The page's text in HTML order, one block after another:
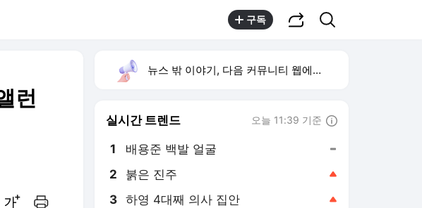
구독
런
뉴스 밖 이야기, 다음 커뮤니티 웹에서 보기
실시간 트렌드 오늘 11:39 기준
1 배용준 백발 얼굴
2 붉은 진주
3 하영 4대째 의사 집안